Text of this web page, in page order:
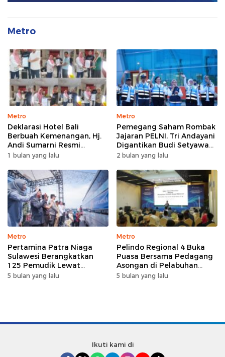
Metro
Metro
Deklarasi Hotel Bali
Berbuah Kemenangan, Hj.
Andi Sumarni Resmi
Nahkodai DPW FK PKBM
1 bulan yang lalu
Metro
Pemegang Saham Rombak
Jajaran PELNI, Tri Andayani
Digantikan Budi Setyawan
Wijaya sebagai Dirut
2 bulan yang lalu
Metro
Pertamina Patra Niaga
Sulawesi Berangkatkan
125 Pemudik Lewat
Program Mudik Gratis
5 bulan yang lalu
Metro
Pelindo Regional 4 Buka
Puasa Bersama Pedagang
Asongan di Pelabuhan
Makassar, Perkuat
5 bulan yang lalu
Ikuti kami di